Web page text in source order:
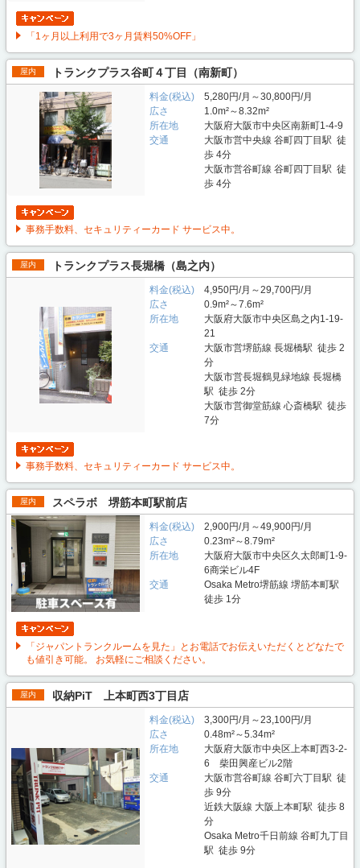
「1ヶ月以上利用で3ヶ月賃料50%OFF」
屋内 トランクプラス谷町４丁目（南新町）
料金(税込)
5,280円/月～30,800円/月
広さ
1.0m²～8.32m²
所在地
大阪府大阪市中央区南新町1-4-9
交通
大阪市営中央線 谷町四丁目駅 徒
歩 4分
大阪市営谷町線 谷町四丁目駅 徒
歩 4分
事務手数料、セキュリティーカード サービス中。
屋内 トランクプラス長堀橋（島之内）
料金(税込)
4,950円/月～29,700円/月
広さ
0.9m²～7.6m²
所在地
大阪府大阪市中央区島之内1-19-
21
交通
大阪市営堺筋線 長堀橋駅 徒歩 2
分
大阪市営長堀鶴見緑地線 長堀橋
駅 徒歩 2分
大阪市営御堂筋線 心斎橋駅 徒歩
7分
事務手数料、セキュリティーカード サービス中。
屋内 スペラボ 堺筋本町駅前店
料金(税込)
2,900円/月～49,900円/月
広さ
0.23m²～8.79m²
所在地
大阪府大阪市中央区久太郎町1-9-
6商栄ビル4F
交通
Osaka Metro堺筋線 堺筋本町駅
徒歩 1分
「ジャパントランクルームを見た」とお電話でお伝えいただくとどなたで
も値引き可能。 お気軽にご相談ください。
屋内 収納PiT 上本町西3丁目店
料金(税込)
3,300円/月～23,100円/月
広さ
0.48m²～5.34m²
所在地
大阪府大阪市中央区上本町西3-2-
6 柴田興産ビル2階
交通
大阪市営谷町線 谷町六丁目駅 徒
歩 9分
近鉄大阪線 大阪上本町駅 徒歩 8
分
Osaka Metro千日前線 谷町九丁目
駅 徒歩 9分